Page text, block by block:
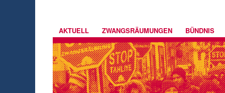
AKTUELL ZWANGSRÄUMUNGEN BÜNDNIS